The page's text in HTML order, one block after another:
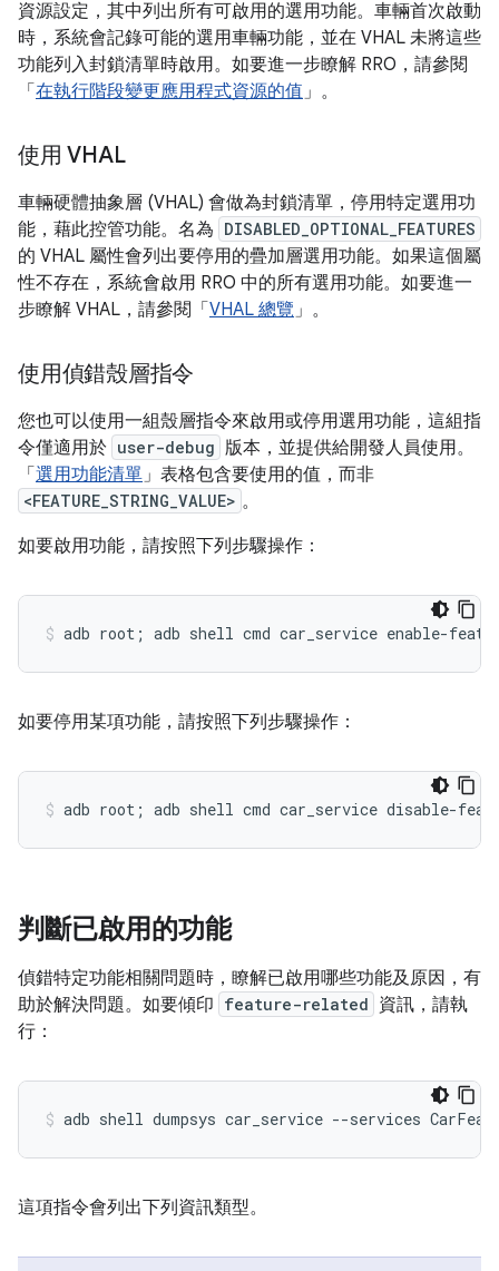
資源設定，其中列出所有可啟用的選用功能。車輛首次啟動
時，系統會記錄可能的選用車輛功能，並在 VHAL 未將這些
功能列入封鎖清單時啟用。如要進一步瞭解 RRO，請參閱
「 在執行階段變更應用程式資源的值」。
使用 VHAL
車輛硬體抽象層 (VHAL) 會做為封鎖清單，停用特定選用功
能，藉此控管功能。名為 DISABLED_OPTIONAL_FEATURES
的 VHAL 屬性會列出要停用的疊加層選用功能。如果這個屬
性不存在，系統會啟用 RRO 中的所有選用功能。如要進一
步瞭解 VHAL，請參閱「 VHAL 總覽」。
使用偵錯殼層指令
您也可以使用一組殼層指令來啟用或停用選用功能，這組指
令僅適用於 user-debug 版本，並提供給開發人員使用。
「 選用功能清單」表格包含要使用的值，而非
<FEATURE_STRING_VALUE> 。
如要啟用功能，請按照下列步驟操作：
如要停用某項功能，請按照下列步驟操作：
判斷已啟用的功能
偵錯特定功能相關問題時，瞭解已啟用哪些功能及原因，有
助於解決問題。如要傾印 feature-related 資訊，請執
行：
這項指令會列出下列資訊類型。